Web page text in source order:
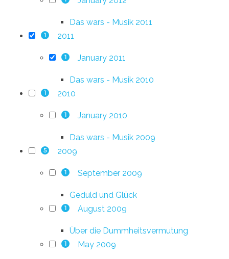
Das wars - Musik 2011
1 2011
1 January 2011
Das wars - Musik 2010
1 2010
1 January 2010
Das wars - Musik 2009
5 2009
1 September 2009
Geduld und Glück
1 August 2009
Über die Dummheitsvermutung
1 May 2009